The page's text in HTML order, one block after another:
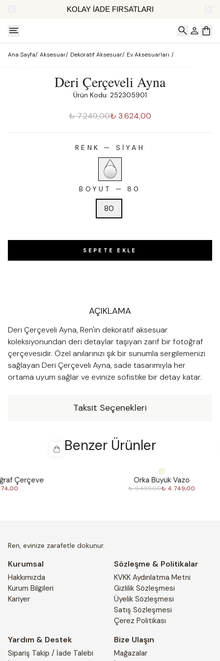
KOLAY İADE FIRSATLARI
Ana Sayfa/ Aksesuar/ Dekoratif Aksesuar/ Ev Aksesuarları /
Deri Çerçeveli Ayna
Ürün Kodu: 252305901
₺ 7.249,00₺ 3.624,00
RENK — SIYAH
BOYUT — 80
80
SEPETE EKLE
AÇIKLAMA
Deri Çerçeveli Ayna, Ren'in dekoratif aksesuar
koleksiyonundan deri detaylar taşıyan zarif bir fotoğraf
çerçevesidir. Özel anılarınızı şık bir sunumla sergilemenizi
sağlayan Deri Çerçeveli Ayna, sade tasarımıyla her
ortama uyum sağlar ve evinize sofistike bir detay katar.
Taksit Seçenekleri
Benzer Ürünler
₺ 4.749,00
Ren, evinize zarafetle dokunur.
Kurumsal
Hakkımızda
Kurum Bilgileri
Kariyer
Sözleşme & Politikalar
KVKK Aydınlatma Metni
Gizlilik Sözleşmesi
Üyelik Sözleşmesi
Satış Sözleşmesi
Çerez Politikası
Yardım & Destek
Sipariş Takip / İade Talebi
Bize Ulaşın
Mağazalar